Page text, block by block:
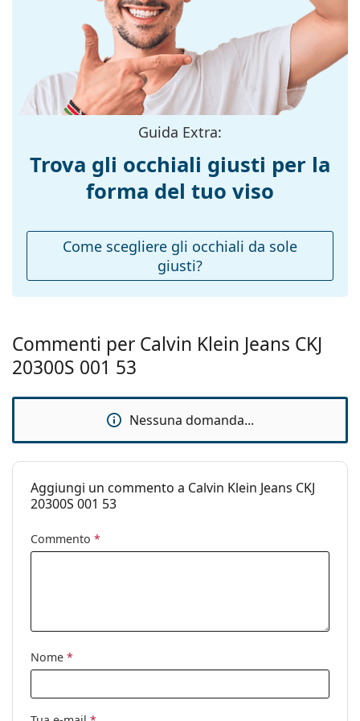
tantissimi modelli dei migliori marchi.
montatura:
Verde
montatura:
Metallo/Plastica
montatura:
145 mm
Ponte:
20 mm
150 g
Cerniere a
molla:
No
Accessori
Sesso:
Marca:
Calvin Klein
Guida Extra:
Trova gli occhiali giusti per la
forma del tuo viso
Come scegliere gli occhiali da sole
giusti?
Commenti per Calvin Klein Jeans CKJ
20300S 001 53
Nessuna domanda...
Aggiungi un commento a Calvin Klein Jeans CKJ
20300S 001 53
Commento *
Nome *